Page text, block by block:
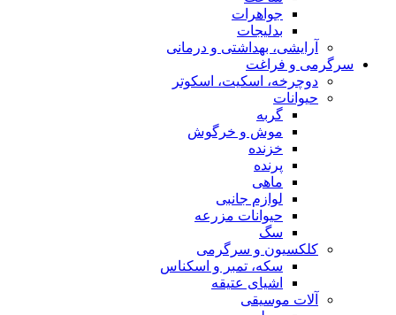
جواهرات
بدلیجات
آرایشی، بهداشتی و درمانی
سرگرمی و فراغت
دوچرخه، اسکیت، اسکوتر
حیوانات
گربه
موش و خرگوش
خزنده
پرنده
ماهی
لوازم جانبی
حیوانات مزرعه
سگ
کلکسیون و سرگرمی
سکه، تمبر و اسکناس
اشیای عتیقه
آلات موسیقی